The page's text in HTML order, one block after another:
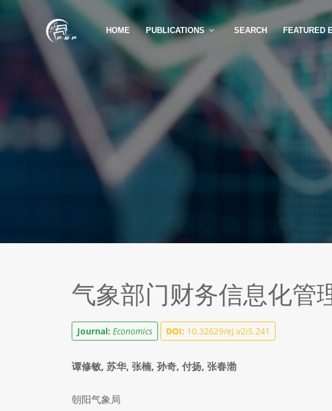
HOME PUBLICATIONS SEARCH FEATURED
气象部门财务信息化管
Journal: Economics DOI: 10.32629/ej.v2i5.241
谭修敏, 苏华, 张楠, 孙奇, 付扬, 张春渤
朝阳气象局